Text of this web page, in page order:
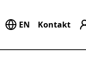
EN Kontakt